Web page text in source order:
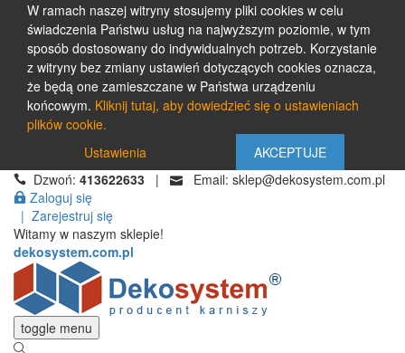
W ramach naszej witryny stosujemy pliki cookies w celu
świadczenia Państwu usług na najwyższym poziomie, w tym
sposób dostosowany do indywidualnych potrzeb. Korzystanie
z witryny bez zmiany ustawień dotyczących cookies oznacza,
że będą one zamieszczane w Państwa urządzeniu
końcowym. Kliknij tutaj, aby dowiedzieć się o ustawieniach
plików cookie.
Ustawienia
AKCEPTUJE
Dzwoń: 413622633 |
Email: sklep@dekosystem.com.pl
Zaloguj się
| Zarejestruj się
Witamy w naszym sklepie!
dekosystem.com.pl
toggle menu